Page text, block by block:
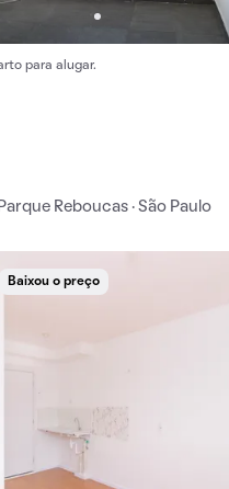
para alugar.
Reboucas · São Paulo
Baixou o preço